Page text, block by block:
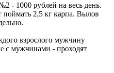
- 1000 рублей на весь день.
2,5 кг карпа. Вылов
взрослого мужчину
с мужчинами - проходят